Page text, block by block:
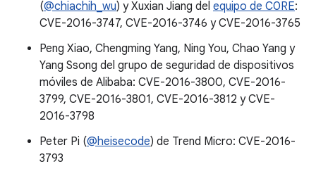
(@chiachih_wu) y Xuxian Jiang del equipo de C0RE:
CVE-2016-3747, CVE-2016-3746 y CVE-2016-3765
Peng Xiao, Chengming Yang, Ning You, Chao Yang y
Yang Ssong del grupo de seguridad de dispositivos
móviles de Alibaba: CVE-2016-3800, CVE-2016-
3799, CVE-2016-3801, CVE-2016-3812 y CVE-
2016-3798
Peter Pi (@heisecode) de Trend Micro: CVE-2016-
3793